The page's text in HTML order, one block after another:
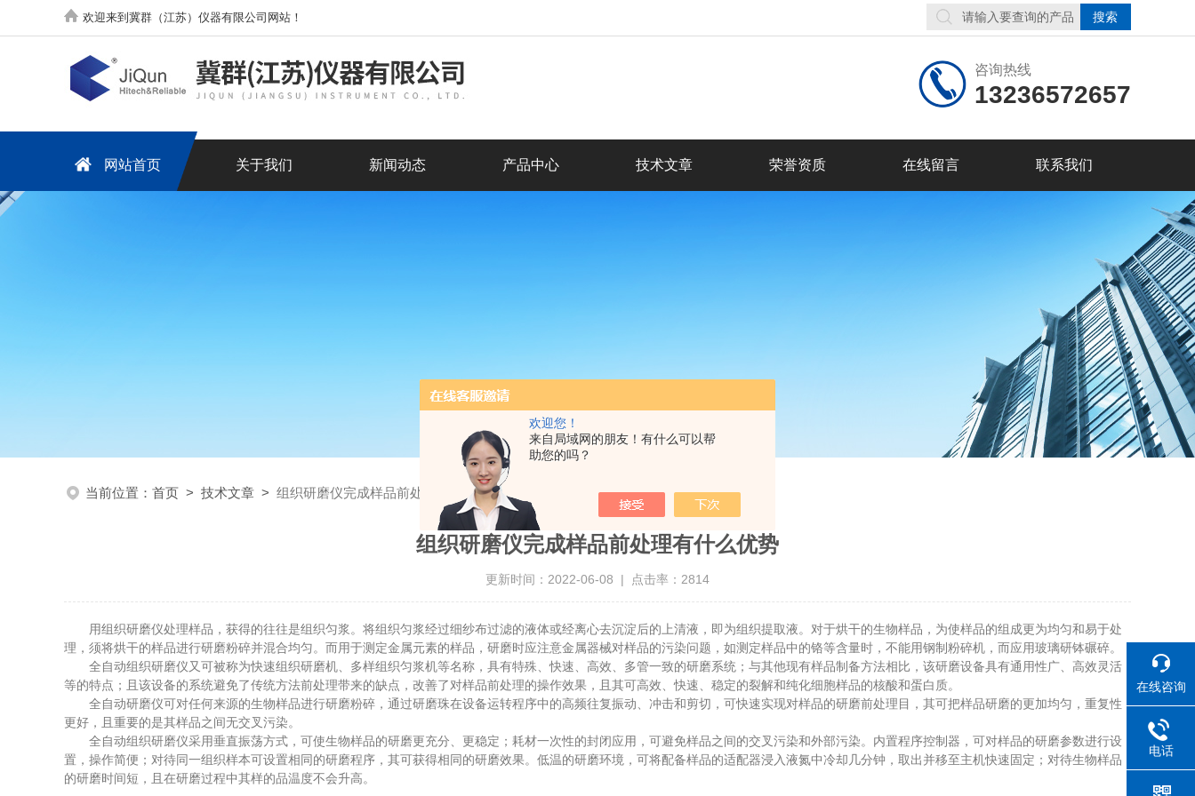
欢迎您！
来自局域网的朋友！有什么可以帮
助您的吗？
欢迎来到冀群（江苏）仪器有限公司网站！
咨询热线
13236572657
网站首页 关于我们 新闻动态 产品中心 技术文章 荣誉资质 在线留言 联系我们
当前位置： 首页 > 技术文章 > 组织研磨仪完成样品前处理有什么优势
组织研磨仪完成样品前处理有什么优势
更新时间：2022-06-08 | 点击率：2814
用组织研磨仪处理样品，获得的往往是组织匀浆。将组织匀浆经过细纱布过滤的液体或经离心去沉淀后的上清液，即为组织提取液。对于烘干的生物样品，为使样品的组成更为均匀和易于处
理，须将烘干的样品进行研磨粉碎并混合均匀。而用于测定金属元素的样品，研磨时应注意金属器械对样品的污染问题，如测定样品中的铬等含量时，不能用钢制粉碎机，而应用玻璃研钵碾碎。
全自动组织研磨仪又可被称为快速组织研磨机、多样组织匀浆机等名称，具有特殊、快速、高效、多管一致的研磨系统；与其他现有样品制备方法相比，该研磨设备具有通用性广、高效灵活
等的特点；且该设备的系统避免了传统方法前处理带来的缺点，改善了对样品前处理的操作效果，且其可高效、快速、稳定的裂解和纯化细胞样品的核酸和蛋白质。
全自动研磨仪可对任何来源的生物样品进行研磨粉碎，通过研磨珠在设备运转程序中的高频往复振动、冲击和剪切，可快速实现对样品的研磨前处理目，其可把样品研磨的更加均匀，重复性
更好，且重要的是其样品之间无交叉污染。
全自动组织研磨仪采用垂直振荡方式，可使生物样品的研磨更充分、更稳定；耗材一次性的封闭应用，可避免样品之间的交叉污染和外部污染。内置程序控制器，可对样品的研磨参数进行设
置，操作简便；对待同一组织样本可设置相同的研磨程序，其可获得相同的研磨效果。低温的研磨环境，可将配备样品的适配器浸入液氮中冷却几分钟，取出并移至主机快速固定；对待生物样品
的研磨时间短，且在研磨过程中其样的品温度不会升高。
在线咨询
电话